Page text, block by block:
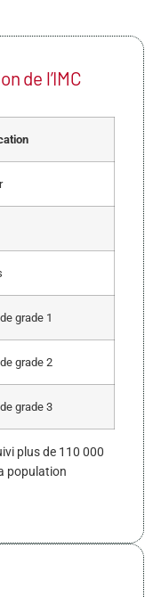
de l’IMC
grade 1
grade 2
grade 3
plus de 110 000
population